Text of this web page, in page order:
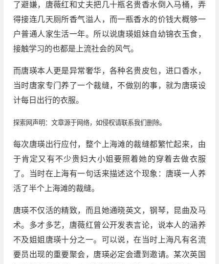
了避嫌，唐薇红和丈夫把几十瓶名贵香水倒入马桶，弄
得接连几天厕所香气溢人，而一瓶香水的价钱大概够一
户普通人家生活一年。所以说唐瑛姐妹自幼锦衣玉食，
接触学习的也都是上流社会的风气。
而唐瑛本人更是异常奢华，各种名贵皮包，进口香水，
当时唐家专门养了一个裁缝，不做别的事，就为唐瑛设
计每日出行的衣服。
探索网声明：文章源于网络，如侵权请联系我们删除。
每次唐瑛出行应付，整个上海滩的裁缝都繁忙起来，由
于肯定又有不少贵妇大小姐要照着她的穿着去做衣服
了。当时在上海有一句话来描述这个现象：唐瑛一人养
活了半个上海滩的裁缝。
唐瑛不仅活的精致，而且她通晓英文，钢琴，昆曲及马
术。多才多艺，唐薇红曾公开发表言论，说本人的涵养
不及姐姐唐瑛十分之一。可以说，在当时上海凡有名流
要员出现的重要聚会，唐瑛必定会遭到邀请。某次英国